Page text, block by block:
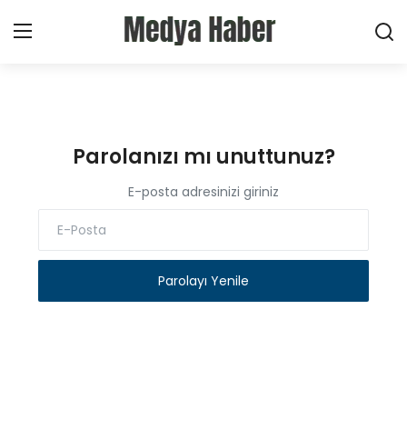
Ana SayfaParolanızı mı unuttunuz?
E-posta adresinizi giriniz
Parolayı Yenile